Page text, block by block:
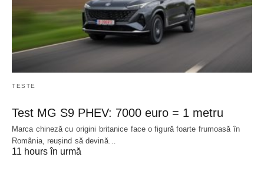
TESTE
Test MG S9 PHEV: 7000 euro = 1 metru
Marca chineză cu origini britanice face o figură foarte frumoasă în
România, reușind să devină…
11 hours în urmă